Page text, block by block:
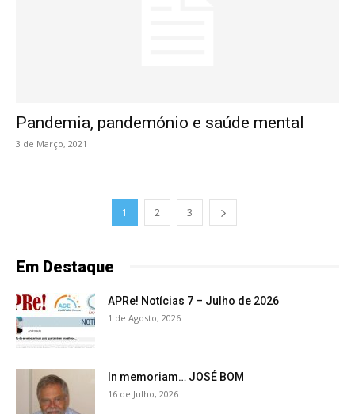
Pandemia, pandemónio e saúde mental
3 de Março, 2021
1 2 3
Em Destaque
APRe! Notícias 7 – Julho de 2026
1 de Agosto, 2026
In memoriam… JOSÉ BOM
16 de Julho, 2026